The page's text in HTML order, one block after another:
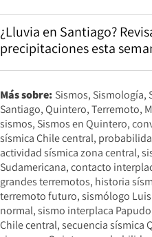
¿Lluvia en Santiago?
precipitaciones esta
Más sobre: Sismos Sismología
Santiago Quintero Terremoto
sismos Sismos en Quintero
sísmica Chile central
actividad sísmica zona central
Sudamericana contacto
grandes terremotos historia
terremoto futuro sismólogo
normal sismo interplaca Papudo
Chile central secuencia sísmica